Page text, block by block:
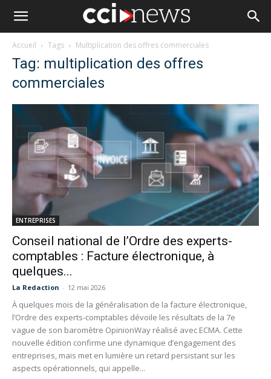
Accueil Tags Multiplication des offres commerciales
Tag: multiplication des offres
commerciales
ENTREPRISES
Conseil national de l’Ordre des experts-
comptables : Facture électronique, à
quelques...
La Redaction - 12 mai 2026
À quelques mois de la généralisation de la facture électronique,
l’Ordre des experts-comptables dévoile les résultats de la 7e
vague de son baromètre OpinionWay réalisé avec ECMA. Cette
nouvelle édition confirme une dynamique d’engagement des
entreprises, mais met en lumière un retard persistant sur les
aspects opérationnels, qui appelle...